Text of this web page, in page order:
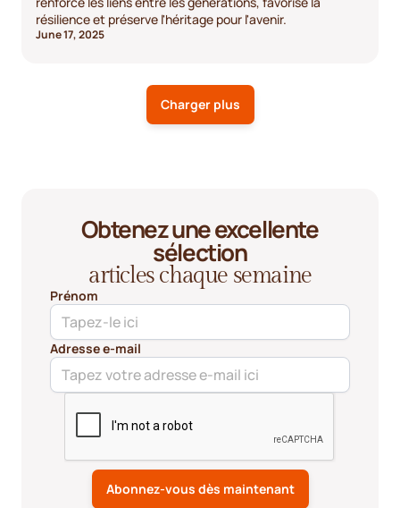
résilience et préserve l'héritage pour l'avenir.
June 17, 2025
Charger plus
Obtenez une excellente
sélection
articles chaque semaine
Prénom
Adresse e-mail